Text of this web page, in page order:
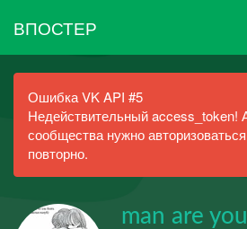
ВПОСТЕР
Ошибка VK API #5
Недействительный access_token!
сообщества нужно
повторно.
man are